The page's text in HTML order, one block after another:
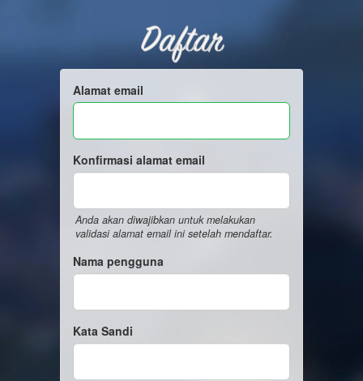
Daftar
Alamat email
Konfirmasi alamat email
Anda akan diwajibkan untuk melakukan
validasi alamat email ini setelah mendaftar.
Nama pengguna
Kata Sandi